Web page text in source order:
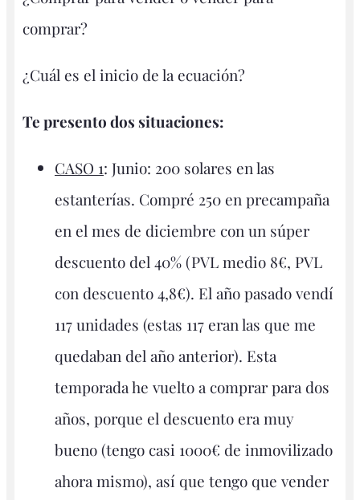
comprar?
¿Cuál es el inicio de la ecuación?
Te presento dos situaciones:
CASO 1: Junio: 200 solares en las
estanterías. Compré 250 en precampaña
en el mes de diciembre con un súper
descuento del 40% (PVL medio 8€, PVL
con descuento 4,8€). El año pasado vendí
117 unidades (estas 117 eran las que me
quedaban del año anterior). Esta
temporada he vuelto a comprar para dos
años, porque el descuento era muy
bueno (tengo casi 1000€ de inmovilizado
ahora mismo), así que tengo que vender